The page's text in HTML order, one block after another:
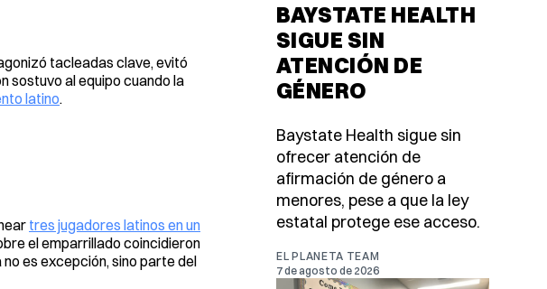
tacleadas clave, evitó
sostuvo al equipo cuando la
latino.
tres jugadores latinos en un
el emparrillado coincidieron
es excepción, sino parte del
BAYSTATE HEALTH
SIGUE SIN
ATENCIÓN DE
GÉNERO
Baystate Health sigue sin
ofrecer atención de
afirmación de género a
menores, pese a que la ley
estatal protege ese acceso.
EL PLANETA TEAM
7 de agosto de 2026